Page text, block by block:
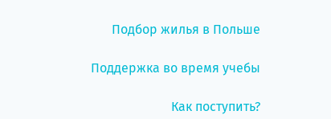
Подбор жилья в Польше
Поддержка во время учебы
Как поступить?